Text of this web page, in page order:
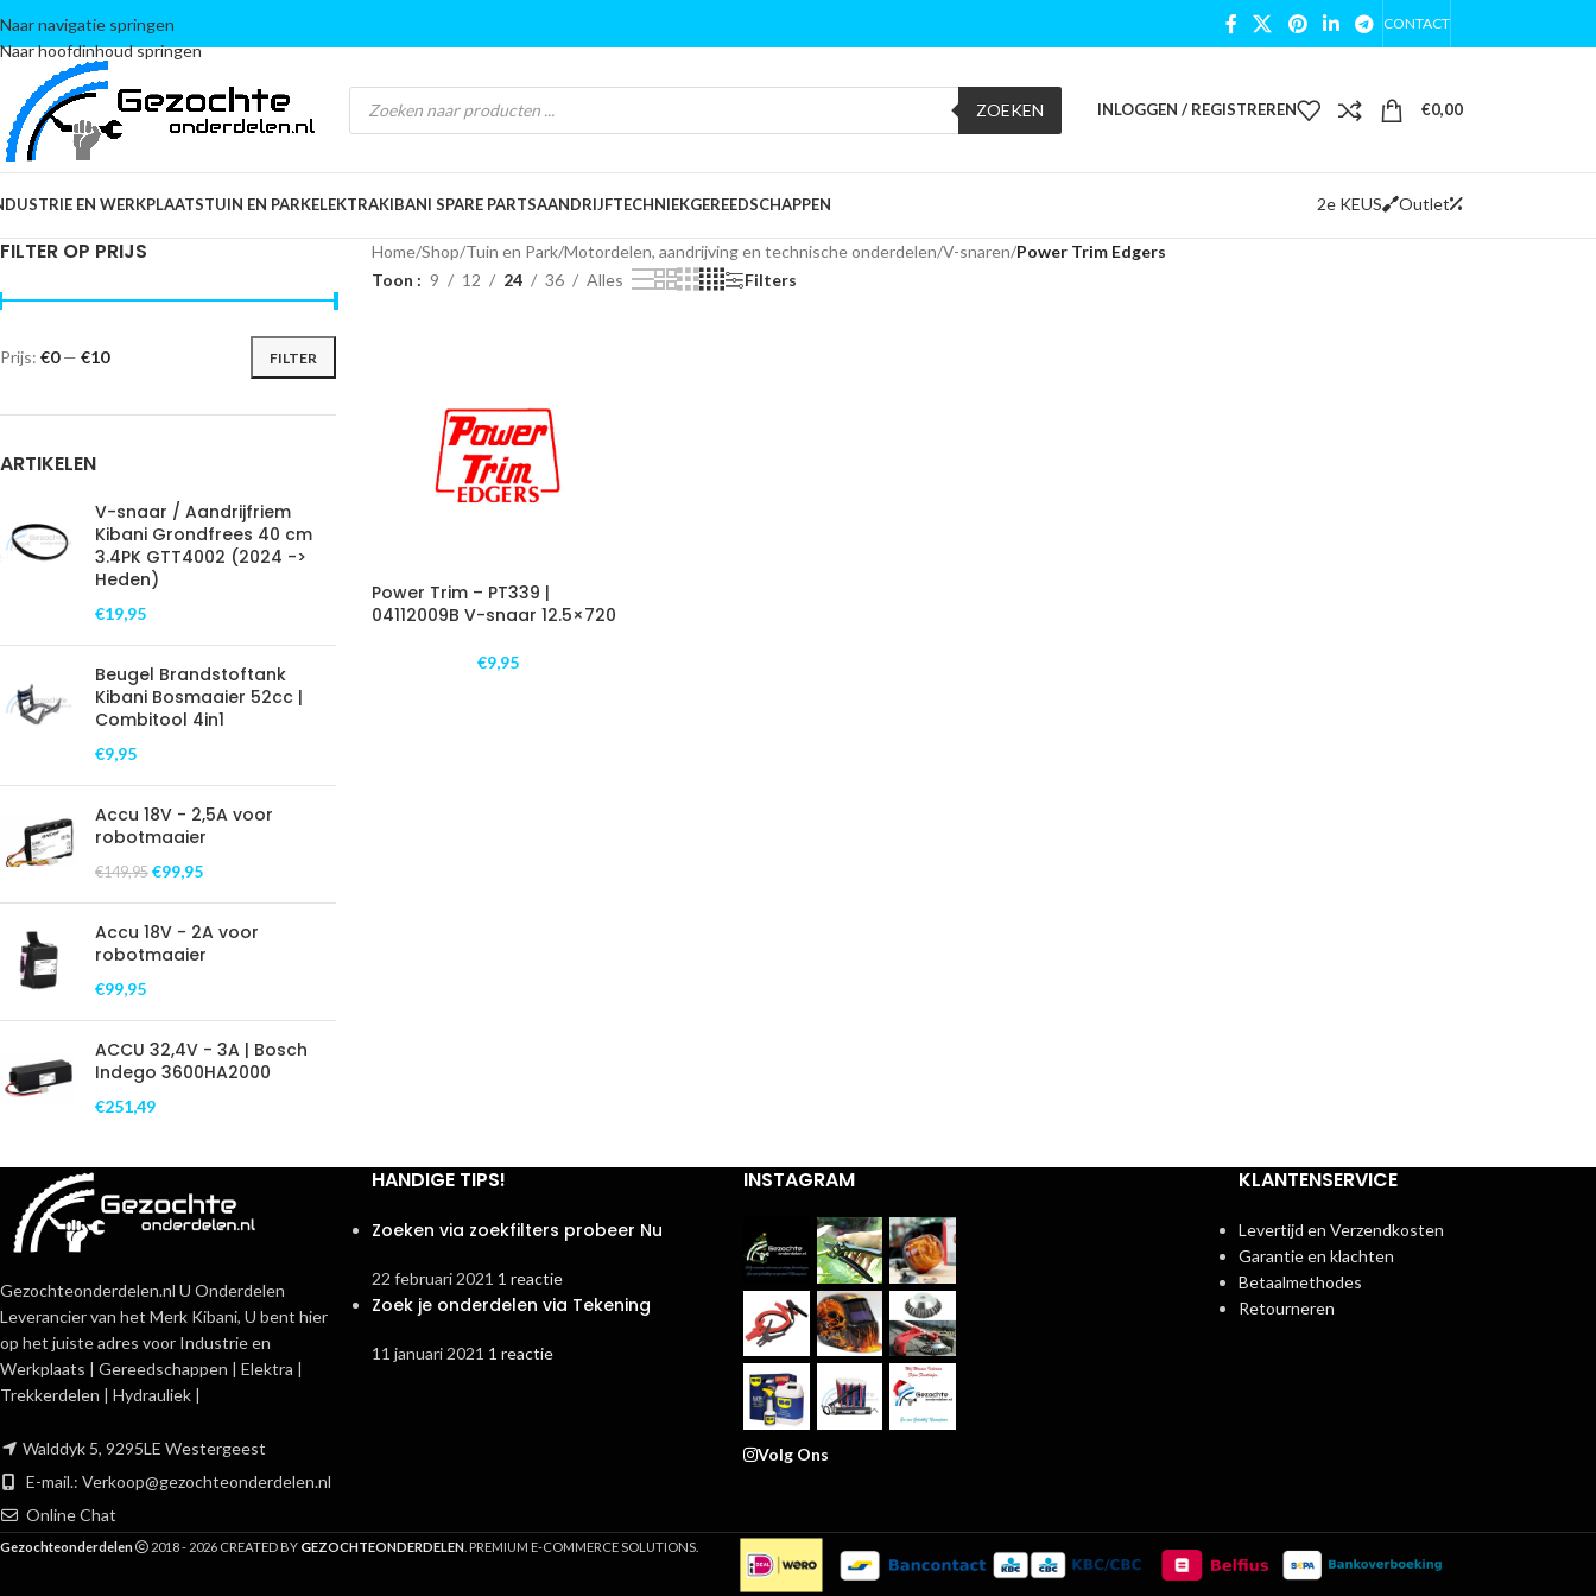
Naar navigatie springen
Naar hoofdinhoud springen
CONTACT
ZOEKEN INLOGGEN / REGISTREREN €0,00
EN WERKPLAATSTUIN EN PARKELEKTRAKIBANI SPARE PARTSAANDRIJFTECHNIEKGEREEDSCHAPPEN 2e KEUS Outlet
FILTER OP PRIJS
FILTER
Prijs: €0— €10
ARTIKELEN
V-snaar / Aandrijfriem
Kibani Grondfrees 40 cm
3.4PK GTT4002 (2024 ->
Heden)
€19,95
Beugel Brandstoftank
Kibani Bosmaaier 52cc |
Combitool 4in1
€9,95
Accu 18V - 2,5A voor
robotmaaier
€149,95 €99,95
Accu 18V - 2A voor
robotmaaier
€99,95
ACCU 32,4V - 3A | Bosch
Indego 3600HA2000
€251,49
Home/Shop/Tuin en Park/Motordelen, aandrijving en technische onderdelen/V-snaren/Power Trim Edgers
Toon
9 12 24 36 Alles Filters
Power Trim – PT339 |
04112009B V-snaar 12.5×720
€9,95
Gezochteonderdelen.nl U Onderdelen
Leverancier van het Merk Kibani, U bent hier
op het juiste adres voor Industrie en
Werkplaats | Gereedschappen | Elektra |
Trekkerdelen | Hydrauliek |
Walddyk 5, 9295LE Westergeest
E-mail.: Verkoop@gezochteonderdelen.nl
Online Chat
HANDIGE TIPS!
Zoeken via zoekfilters probeer Nu
22 februari 2021 1 reactie
Zoek je onderdelen via Tekening
11 januari 2021 1 reactie
INSTAGRAM
Volg Ons
KLANTENSERVICE
Levertijd en Verzendkosten
Garantie en klachten
Betaalmethodes
Retourneren
Gezochteonderdelen 2018 - 2026 CREATED BY GEZOCHTEONDERDELEN . PREMIUM E-COMMERCE SOLUTIONS.